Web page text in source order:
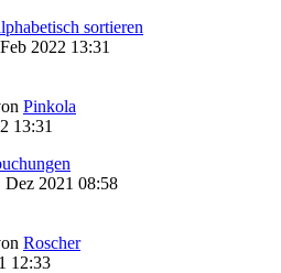
sortieren
2022 13:31
Pinkola
13:31
2021 08:58
Roscher
12:33